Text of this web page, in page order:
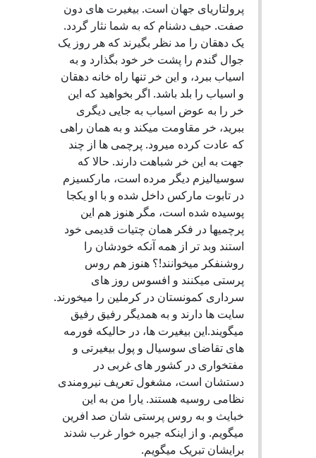
پرولتاریای جهان است. بیغیرت های دون
صفت. حیف دشنام که به شما نثار گردد.
یک دهقان را مد نظر بگیرند که هر روز یک
جوال گندم را پشت خر خود بگذارد و به
اسیاب ببرد، و این خر تنها راه خانه دهقان
و اسیاب را بلد باشد. اگر بخواهید که این
خر را به عوض اسیاب به جایی دیگری
ببرید، خر مقاومت میکند و به همان راهی
که عادت کرده میرود. پرچمی ها از چند
جهت به این خر شباهت دارند. حالا که
سوسیالیزم دیگر مرده است، مارکسیزم
در تابوت مارکس داخل شده و با او یکجا
پوسیده شده است، مگر هنوز هم این
پرچمیها در فکر همان چتیات قدیمی خود
استند وبد تر از همه آنکه خودشان را
روشنفکر میخوانند!؟ هنوز هم روس
پرستی میکنند و افسوس روز های
سرداری کمونستان در کرملین را میخورند.
سایت ها دارند و به همدیگر رفیق رفیق
میگویند.این بیغیرت ها، در حالیکه فورمه
های تقاضای سوسیال و پول بیغیرتی و
مفتخواری در کشور های غربی در
دستشان است، مشغول تعریف نیرومندی
نظامی روسیه هستند. یارا من به این
خبایث و به روس پرستی شان صد افرین
میگویم. و از اینکه جیره خوار غرب شدند
برایشان تبریک میگویم.